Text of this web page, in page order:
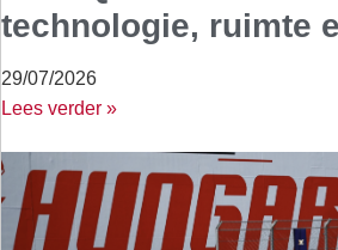
technologie, ruimte
29/07/2026
Lees verder »